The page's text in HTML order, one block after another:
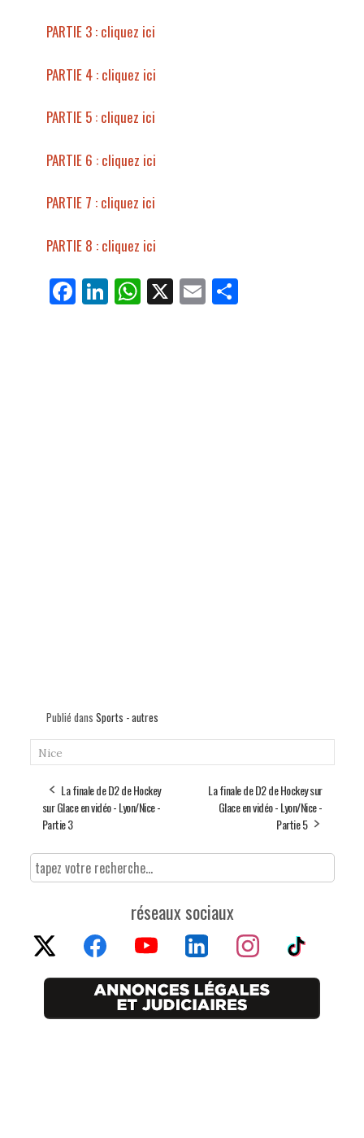
PARTIE 3 : cliquez ici
PARTIE 4 : cliquez ici
PARTIE 5 : cliquez ici
PARTIE 6 : cliquez ici
PARTIE 7 : cliquez ici
PARTIE 8 : cliquez ici
Fa
ce
Li
nk
W
ha
X E
m
Pa
rt
Publié dans Sports - autres
Nice
La finale de D2 de Hockey
sur Glace en vidéo - Lyon/Nice -
Partie 3
La finale de D2 de Hockey sur
Glace en vidéo - Lyon/Nice -
Partie 5
réseaux sociaux